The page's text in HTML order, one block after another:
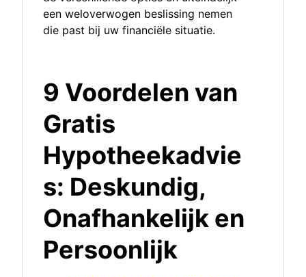
een weloverwogen beslissing nemen
die past bij uw financiële situatie.
9 Voordelen van
Gratis
Hypotheekadvie
s: Deskundig,
Onafhankelijk en
Persoonlijk